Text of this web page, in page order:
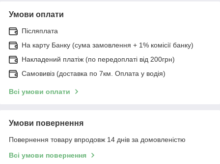
Умови оплати
Післяплата
На карту Банку (сума замовлення + 1% комісії банку)
Накладений платіж (по передоплаті від 200грн)
Самовивіз (доставка по 7км. Оплата у водія)
Всі умови оплати
Умови повернення
Повернення товару впродовж 14 днів за домовленістю
Всі умови повернення